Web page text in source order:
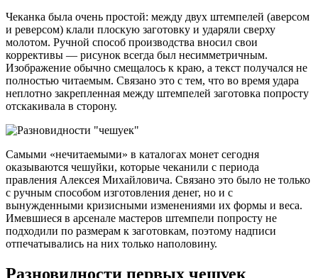
Чеканка была очень простой: между двух штемпелей (аверсом
и реверсом) клали плоскую заготовку и ударяли сверху
молотом. Ручной способ производства вносил свои
коррективы — рисунок всегда был несимметричным.
Изображение обычно смещалось к краю, а текст получался не
полностью читаемым. Связано это с тем, что во время удара
неплотно закрепленная между штемпелей заготовка попросту
отскакивала в сторону.
Самыми «нечитаемыми» в каталогах монет сегодня
оказываются чешуйки, которые чеканили с периода
правления Алексея Михайловича. Связано это было не только
с ручным способом изготовления денег, но и с
вынужденными кризисными изменениями их формы и веса.
Имевшиеся в арсенале мастеров штемпели попросту не
подходили по размерам к заготовкам, поэтому надписи
отпечатывались на них только наполовину.
Разновидности первых чешуек